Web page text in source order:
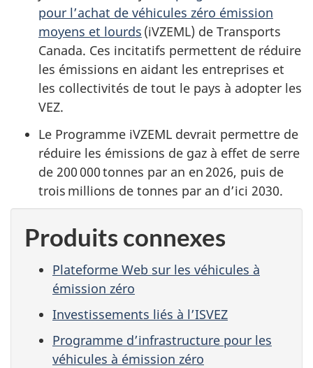
pour l’achat de véhicules zéro émission
moyens et lourds (iVZEML) de Transports
Canada. Ces incitatifs permettent de réduire
les émissions en aidant les entreprises et
les collectivités de tout le pays à adopter les
VEZ.
Le Programme iVZEML devrait permettre de
réduire les émissions de gaz à effet de serre
de 200 000 tonnes par an en 2026, puis de
trois millions de tonnes par an d’ici 2030.
Produits connexes
Plateforme Web sur les véhicules à
émission zéro
Investissements liés à l’ISVEZ
Programme d’infrastructure pour les
véhicules à émission zéro